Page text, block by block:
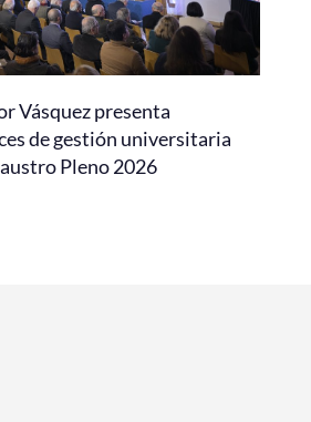
Vásquez presenta
de gestión universitaria
Pleno 2026